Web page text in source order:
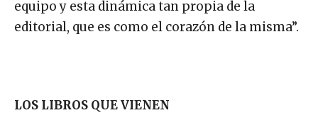
equipo y esta dinámica tan propia de la
editorial, que es como el corazón de la misma”.
LOS LIBROS QUE VIENEN